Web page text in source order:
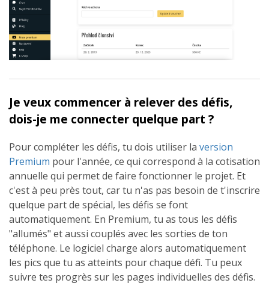
Je veux commencer à relever des défis,
dois-je me connecter quelque part ?
Pour compléter les défis, tu dois utiliser la version
Premium pour l'année, ce qui correspond à la cotisation
annuelle qui permet de faire fonctionner le projet. Et
c'est à peu près tout, car tu n'as pas besoin de t'inscrire
quelque part de spécial, les défis se font
automatiquement. En Premium, tu as tous les défis
"allumés" et aussi couplés avec les sorties de ton
téléphone. Le logiciel charge alors automatiquement
les pics que tu as atteints pour chaque défi. Tu peux
suivre tes progrès sur les pages individuelles des défis.